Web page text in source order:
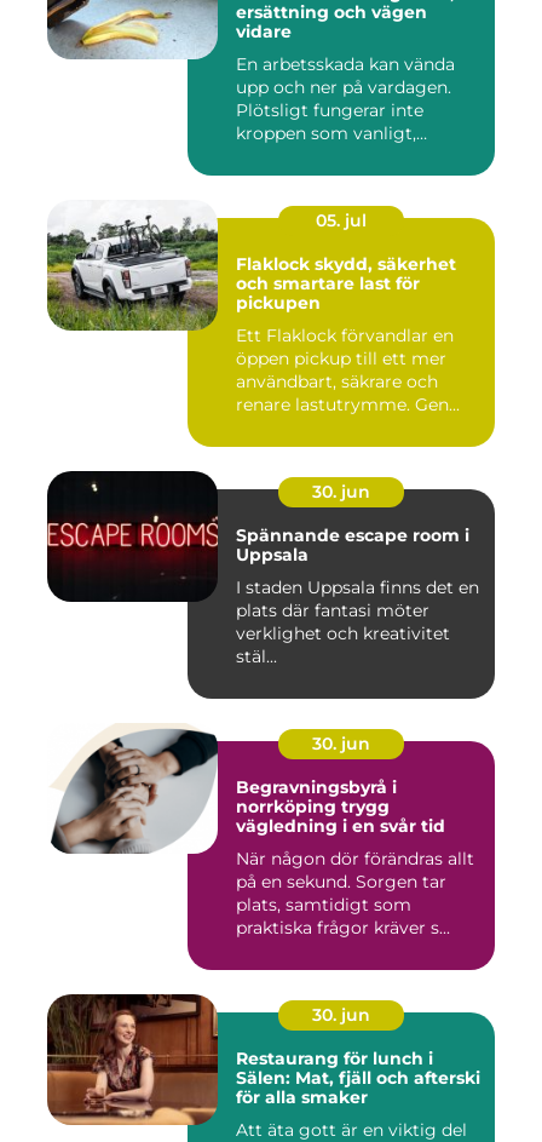
ersättning och vägen
vidare
En arbetsskada kan vända
upp och ner på vardagen.
Plötsligt fungerar inte
kroppen som vanligt,
05. jul
Flaklock skydd, säkerhet
och smartare last för
pickupen
Ett Flaklock förvandlar en
öppen pickup till ett mer
användbart, säkrare och
renare lastutrymme. Gen...
30. jun
Spännande escape room i
Uppsala
I staden Uppsala finns det en
plats där fantasi möter
verklighet och kreativitet
stäl...
30. jun
Begravningsbyrå i
norrköping trygg
vägledning i en svår tid
När någon dör förändras allt
på en sekund. Sorgen tar
plats, samtidigt som
praktiska frågor kräver s...
30. jun
Restaurang för lunch i
Sälen: Mat, fjäll och afterski
för alla smaker
Att äta gott är en viktig del